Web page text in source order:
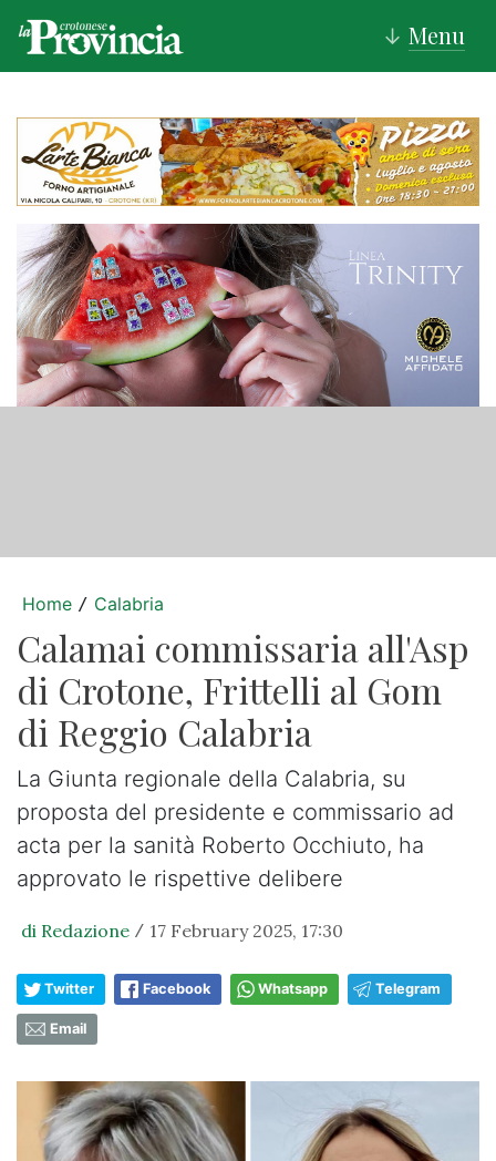
↓ Menu
Home / Calabria
Calamai commissaria all'Asp
di Crotone, Frittelli al Gom
di Reggio Calabria
La Giunta regionale della Calabria, su
proposta del presidente e commissario ad
acta per la sanità Roberto Occhiuto, ha
approvato le rispettive delibere
di Redazione / 17 February 2025, 17:30
Twitter Facebook Whatsapp Telegram
Email